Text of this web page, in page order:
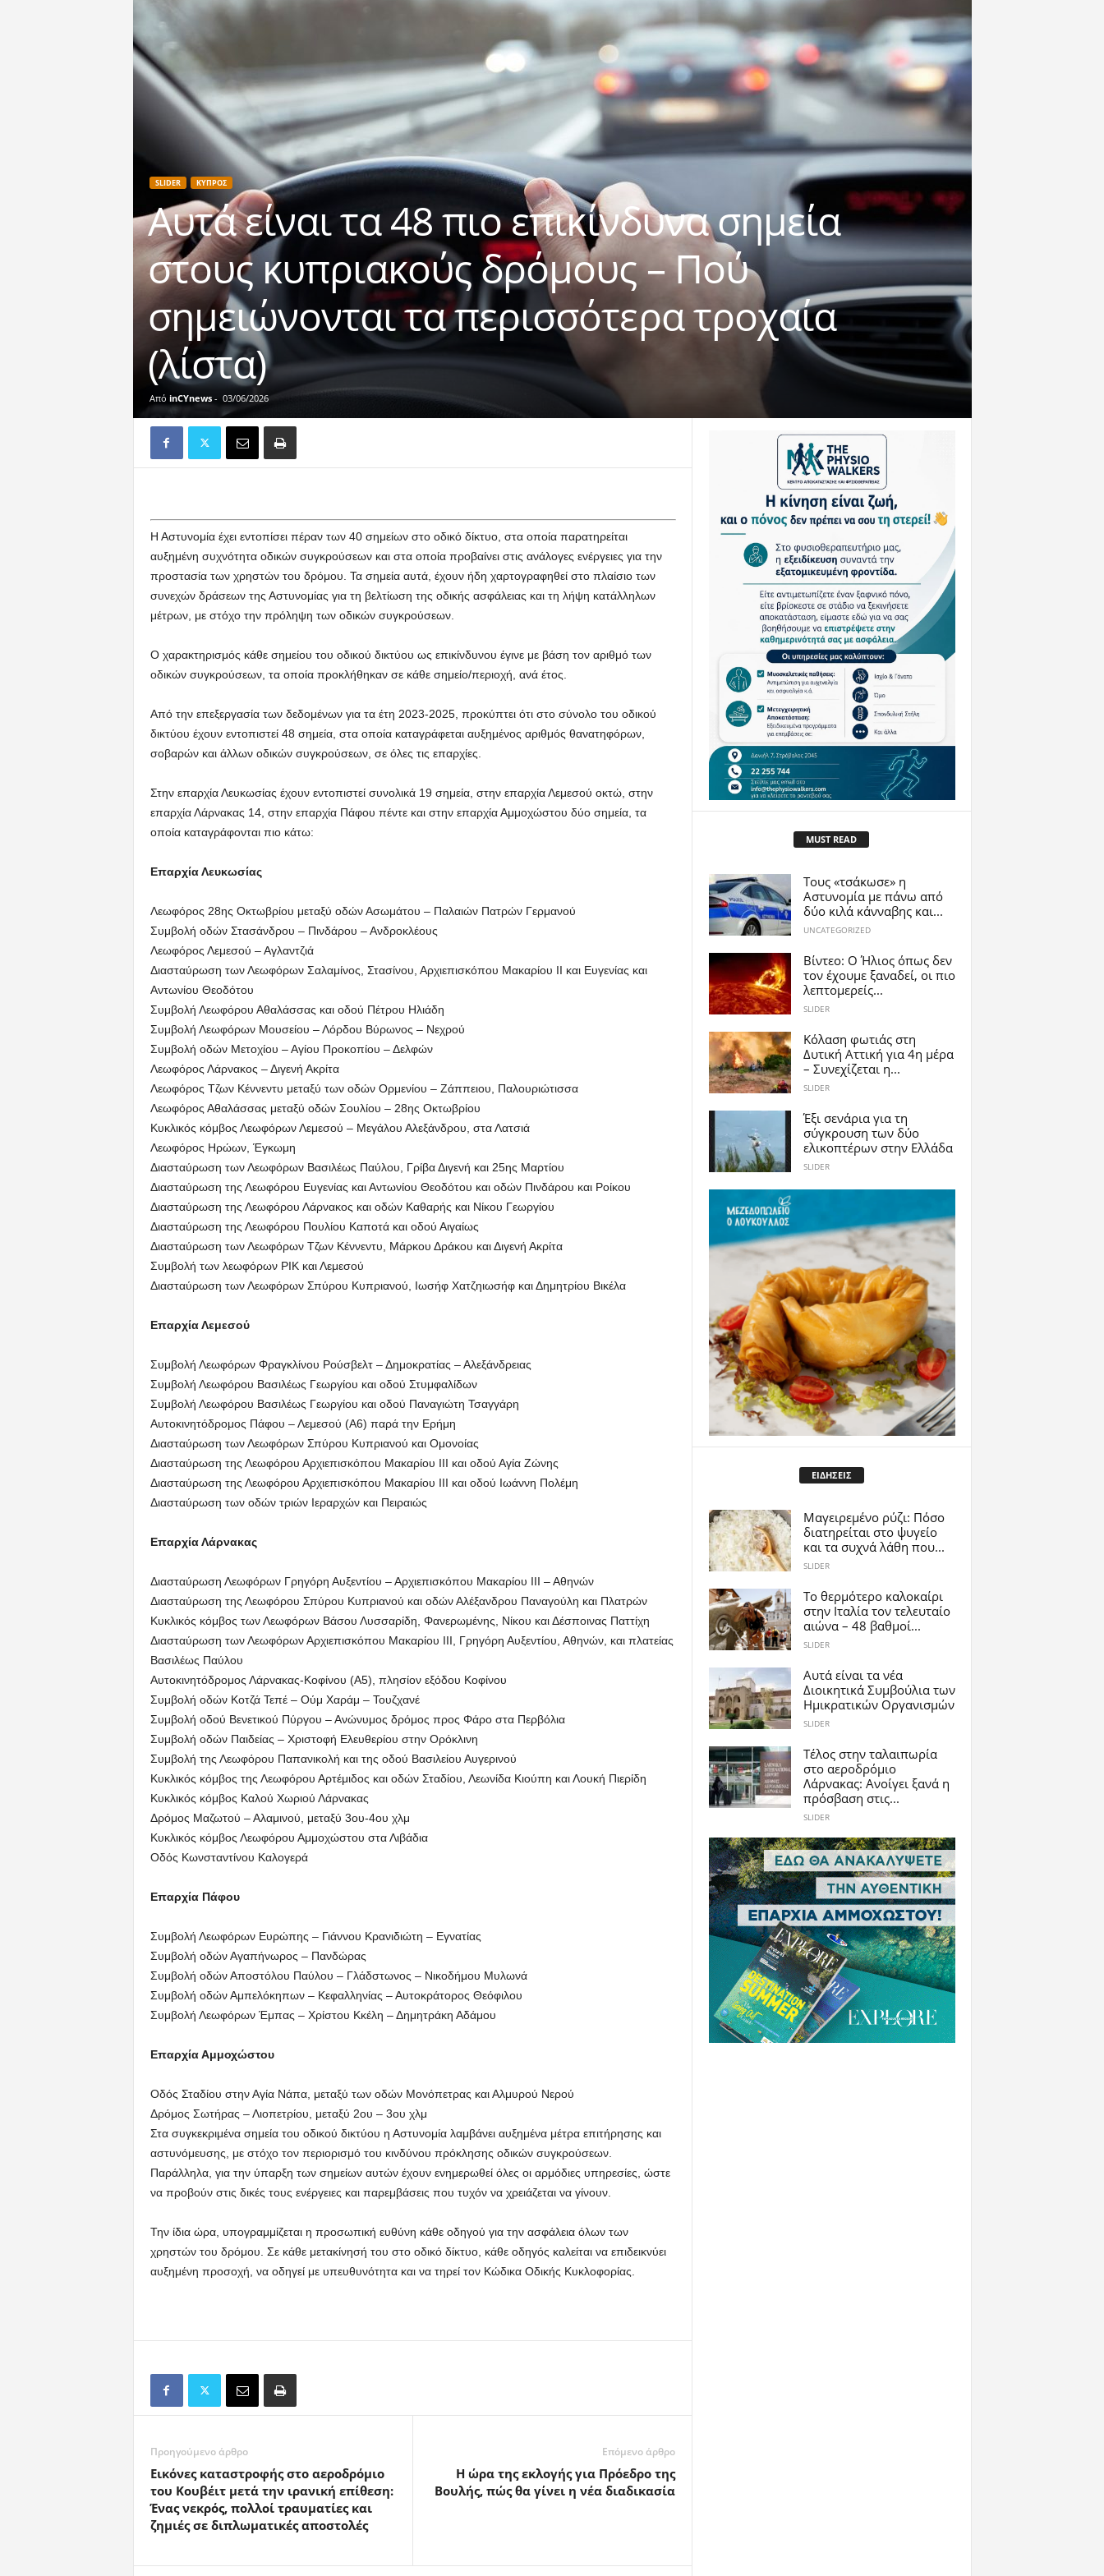
SLIDER ΚΥΠΡΟΣ
Αυτά είναι τα 48 πιο επικίνδυνα σημεία
στους κυπριακούς δρόμους – Πού
σημειώνονται τα περισσότερα τροχαία
(λίστα)
Από inCYnews- 03/06/2026
Η Αστυνομία έχει εντοπίσει πέραν των 40 σημείων στο οδικό δίκτυο, στα οποία παρατηρείται
αυξημένη συχνότητα οδικών συγκρούσεων και στα οποία προβαίνει στις ανάλογες ενέργειες για την
προστασία των χρηστών του δρόμου. Τα σημεία αυτά, έχουν ήδη χαρτογραφηθεί στο πλαίσιο των
συνεχών δράσεων της Αστυνομίας για τη βελτίωση της οδικής ασφάλειας και τη λήψη κατάλληλων
μέτρων, με στόχο την πρόληψη των οδικών συγκρούσεων.
Ο χαρακτηρισμός κάθε σημείου του οδικού δικτύου ως επικίνδυνου έγινε με βάση τον αριθμό των
οδικών συγκρούσεων, τα οποία προκλήθηκαν σε κάθε σημείο/περιοχή, ανά έτος.
Από την επεξεργασία των δεδομένων για τα έτη 2023-2025, προκύπτει ότι στο σύνολο του οδικού
δικτύου έχουν εντοπιστεί 48 σημεία, στα οποία καταγράφεται αυξημένος αριθμός θανατηφόρων,
σοβαρών και άλλων οδικών συγκρούσεων, σε όλες τις επαρχίες.
Στην επαρχία Λευκωσίας έχουν εντοπιστεί συνολικά 19 σημεία, στην επαρχία Λεμεσού οκτώ, στην
επαρχία Λάρνακας 14, στην επαρχία Πάφου πέντε και στην επαρχία Αμμοχώστου δύο σημεία, τα
οποία καταγράφονται πιο κάτω:
Επαρχία Λευκωσίας
Λεωφόρος 28ης Οκτωβρίου μεταξύ οδών Ασωμάτου – Παλαιών Πατρών Γερμανού
Συμβολή οδών Στασάνδρου – Πινδάρου – Ανδροκλέους
Λεωφόρος Λεμεσού – Αγλαντζιά
Διασταύρωση των Λεωφόρων Σαλαμίνος, Στασίνου, Αρχιεπισκόπου Μακαρίου ΙΙ και Ευγενίας και
Αντωνίου Θεοδότου
Συμβολή Λεωφόρου Αθαλάσσας και οδού Πέτρου Ηλιάδη
Συμβολή Λεωφόρων Μουσείου – Λόρδου Βύρωνος – Νεχρού
Συμβολή οδών Μετοχίου – Αγίου Προκοπίου – Δελφών
Λεωφόρος Λάρνακος – Διγενή Ακρίτα
Λεωφόρος Τζων Κέννεντυ μεταξύ των οδών Ορμενίου – Ζάππειου, Παλουριώτισσα
Λεωφόρος Αθαλάσσας μεταξύ οδών Σουλίου – 28ης Οκτωβρίου
Κυκλικός κόμβος Λεωφόρων Λεμεσού – Μεγάλου Αλεξάνδρου, στα Λατσιά
Λεωφόρος Ηρώων, Έγκωμη
Διασταύρωση των Λεωφόρων Βασιλέως Παύλου, Γρίβα Διγενή και 25ης Μαρτίου
Διασταύρωση της Λεωφόρου Ευγενίας και Αντωνίου Θεοδότου και οδών Πινδάρου και Ροίκου
Διασταύρωση της Λεωφόρου Λάρνακος και οδών Καθαρής και Νίκου Γεωργίου
Διασταύρωση της Λεωφόρου Πουλίου Καποτά και οδού Αιγαίως
Διασταύρωση των Λεωφόρων Τζων Κέννεντυ, Μάρκου Δράκου και Διγενή Ακρίτα
Συμβολή των λεωφόρων ΡΙΚ και Λεμεσού
Διασταύρωση των Λεωφόρων Σπύρου Κυπριανού, Ιωσήφ Χατζηιωσήφ και Δημητρίου Βικέλα
Επαρχία Λεμεσού
Συμβολή Λεωφόρων Φραγκλίνου Ρούσβελτ – Δημοκρατίας – Αλεξάνδρειας
Συμβολή Λεωφόρου Βασιλέως Γεωργίου και οδού Στυμφαλίδων
Συμβολή Λεωφόρου Βασιλέως Γεωργίου και οδού Παναγιώτη Τσαγγάρη
Αυτοκινητόδρομος Πάφου – Λεμεσού (Α6) παρά την Ερήμη
Διασταύρωση των Λεωφόρων Σπύρου Κυπριανού και Ομονοίας
Διασταύρωση της Λεωφόρου Αρχιεπισκόπου Μακαρίου ΙΙΙ και οδού Αγία Ζώνης
Διασταύρωση της Λεωφόρου Αρχιεπισκόπου Μακαρίου ΙΙΙ και οδού Ιωάννη Πολέμη
Διασταύρωση των οδών τριών Ιεραρχών και Πειραιώς
Επαρχία Λάρνακας
Διασταύρωση Λεωφόρων Γρηγόρη Αυξεντίου – Αρχιεπισκόπου Μακαρίου ΙΙΙ – Αθηνών
Διασταύρωση της Λεωφόρου Σπύρου Κυπριανού και οδών Αλέξανδρου Παναγούλη και Πλατρών
Κυκλικός κόμβος των Λεωφόρων Βάσου Λυσσαρίδη, Φανερωμένης, Νίκου και Δέσποινας Παττίχη
Διασταύρωση των Λεωφόρων Αρχιεπισκόπου Μακαρίου ΙΙΙ, Γρηγόρη Αυξεντίου, Αθηνών, και πλατείας
Βασιλέως Παύλου
Αυτοκινητόδρομος Λάρνακας-Κοφίνου (Α5), πλησίον εξόδου Κοφίνου
Συμβολή οδών Κοτζά Τεπέ – Ούμ Χαράμ – Τουζχανέ
Συμβολή οδού Βενετικού Πύργου – Ανώνυμος δρόμος προς Φάρο στα Περβόλια
Συμβολή οδών Παιδείας – Χριστοφή Ελευθερίου στην Ορόκλινη
Συμβολή της Λεωφόρου Παπανικολή και της οδού Βασιλείου Αυγερινού
Κυκλικός κόμβος της Λεωφόρου Αρτέμιδος και οδών Σταδίου, Λεωνίδα Κιούπη και Λουκή Πιερίδη
Κυκλικός κόμβος Καλού Χωριού Λάρνακας
Δρόμος Μαζωτού – Αλαμινού, μεταξύ 3ου-4ου χλμ
Κυκλικός κόμβος Λεωφόρου Αμμοχώστου στα Λιβάδια
Οδός Κωνσταντίνου Καλογερά
Επαρχία Πάφου
Συμβολή Λεωφόρων Ευρώπης – Γιάννου Κρανιδιώτη – Εγνατίας
Συμβολή οδών Αγαπήνωρος – Πανδώρας
Συμβολή οδών Αποστόλου Παύλου – Γλάδστωνος – Νικοδήμου Μυλωνά
Συμβολή οδών Αμπελόκηπων – Κεφαλληνίας – Αυτοκράτορος Θεόφιλου
Συμβολή Λεωφόρων Έμπας – Χρίστου Κκέλη – Δημητράκη Αδάμου
Επαρχία Αμμοχώστου
Οδός Σταδίου στην Αγία Νάπα, μεταξύ των οδών Μονόπετρας και Αλμυρού Νερού
Δρόμος Σωτήρας – Λιοπετρίου, μεταξύ 2ου – 3ου χλμ
Στα συγκεκριμένα σημεία του οδικού δικτύου η Αστυνομία λαμβάνει αυξημένα μέτρα επιτήρησης και
αστυνόμευσης, με στόχο τον περιορισμό του κινδύνου πρόκλησης οδικών συγκρούσεων.
Παράλληλα, για την ύπαρξη των σημείων αυτών έχουν ενημερωθεί όλες οι αρμόδιες υπηρεσίες, ώστε
να προβούν στις δικές τους ενέργειες και παρεμβάσεις που τυχόν να χρειάζεται να γίνουν.
Την ίδια ώρα, υπογραμμίζεται η προσωπική ευθύνη κάθε οδηγού για την ασφάλεια όλων των
χρηστών του δρόμου. Σε κάθε μετακίνησή του στο οδικό δίκτυο, κάθε οδηγός καλείται να επιδεικνύει
αυξημένη προσοχή, να οδηγεί με υπευθυνότητα και να τηρεί τον Κώδικα Οδικής Κυκλοφορίας.
Προηγούμενο άρθρο
Εικόνες καταστροφής στο αεροδρόμιο
του Κουβέιτ μετά την ιρανική επίθεση:
Ένας νεκρός, πολλοί τραυματίες και
ζημιές σε διπλωματικές αποστολές
Επόμενο άρθρο
Η ώρα της εκλογής για Πρόεδρο της
Βουλής, πώς θα γίνει η νέα διαδικασία
MUST READ
Τους «τσάκωσε» η
Αστυνομία με πάνω από
δύο κιλά κάνναβης και...
UNCATEGORIZED
Βίντεο: Ο Ήλιος όπως δεν
τον έχουμε ξαναδεί, οι πιο
λεπτομερείς...
SLIDER
Κόλαση φωτιάς στη
Δυτική Αττική για 4η μέρα
– Συνεχίζεται η...
SLIDER
Έξι σενάρια για τη
σύγκρουση των δύο
ελικοπτέρων στην Eλλάδα
SLIDER
ΕΙΔΗΣΕΙΣ
Μαγειρεμένο ρύζι: Πόσο
διατηρείται στο ψυγείο
και τα συχνά λάθη που...
SLIDER
Το θερμότερο καλοκαίρι
στην Ιταλία τον τελευταίο
αιώνα – 48 βαθμοί...
SLIDER
Αυτά είναι τα νέα
Διοικητικά Συμβούλια των
Ημικρατικών Οργανισμών
SLIDER
Tέλος στην ταλαιπωρία
στο αεροδρόμιο
Λάρνακας: Ανοίγει ξανά η
πρόσβαση στις...
SLIDER